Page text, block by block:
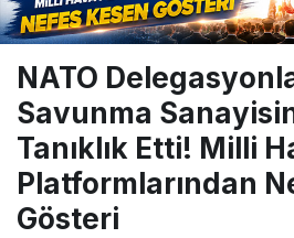
NATO
Savunma
Tanıklık Etti! Milli
Platformlarından
Gösteri